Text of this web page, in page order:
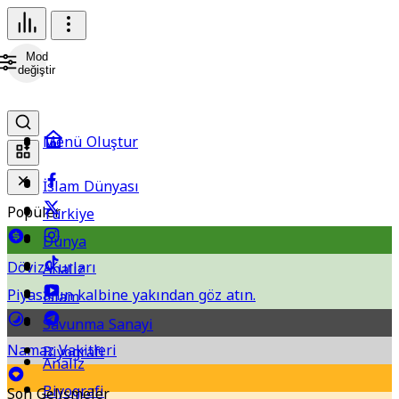
Mod
değiştir
Popüler
Döviz Kurları
Piyasanın kalbine yakından göz atın.
Namaz Vakitleri
Menü Oluştur
Analiz
Biyografi
İslam Dünyası
Türkiye
Dünya
Analiz
İslam
Savunma Sanayi
Biyografi